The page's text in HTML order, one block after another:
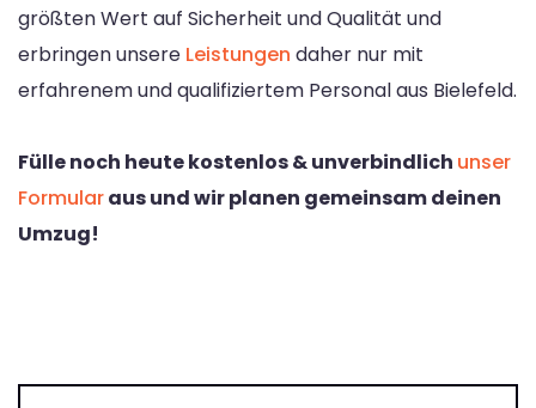
größten Wert auf Sicherheit und Qualität und
erbringen unsere Leistungen daher nur mit
erfahrenem und qualifiziertem Personal aus Bielefeld.
Fülle noch heute kostenlos & unverbindlich unser
Formularaus und wir planen gemeinsam deinen
Umzug!